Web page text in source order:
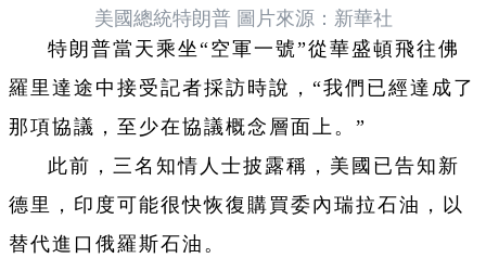
美國總統特朗普 圖片來源：新華社
特朗普當天乘坐“空軍一號”從華盛頓飛往佛
羅里達途中接受記者採訪時說，“我們已經達成了
那項協議，至少在協議概念層面上。”
此前，三名知情人士披露稱，美國已告知新
德里，印度可能很快恢復購買委內瑞拉石油，以
替代進口俄羅斯石油。